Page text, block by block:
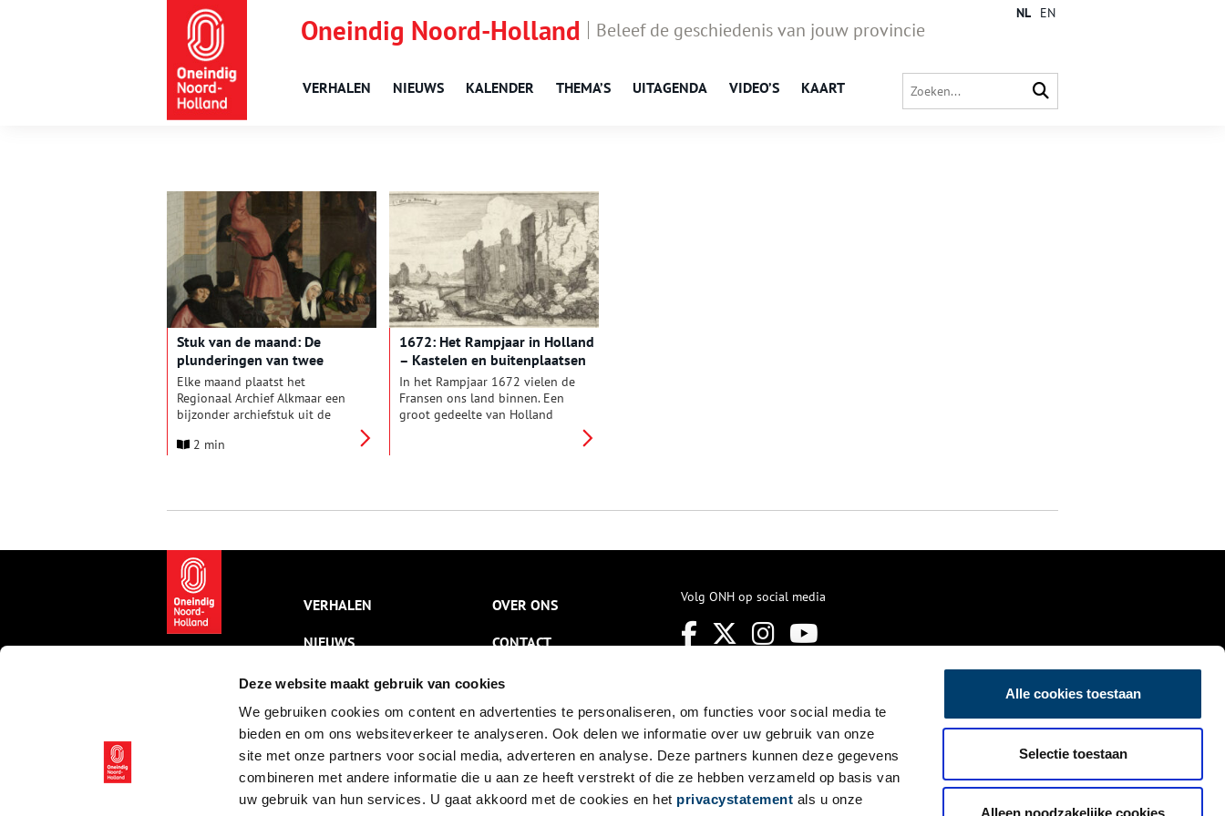
Deze website maakt gebruik van cookies
We gebruiken cookies om content en advertenties te personaliseren, om functies voor social media te
bieden en om ons websiteverkeer te analyseren. Ook delen we informatie over uw gebruik van onze
site met onze partners voor social media, adverteren en analyse. Deze partners kunnen deze gegevens
combineren met andere informatie die u aan ze heeft verstrekt of die ze hebben verzameld op basis van
uw gebruik van hun services. U gaat akkoord met de cookies en het privacystatement als u onze
Alle cookies toestaan
Selectie toestaan
Alleen noodzakelijke cookies
Oneindig Noord-Holland Beleef de geschiedenis van jouw provincie
VERHALEN NIEUWS KALENDER THEMA’S UITAGENDA VIDEO’S KAART
NL EN
Stuk van de maand: De
plunderingen van twee
zwagers
Elke maand plaatst het
Regionaal Archief Alkmaar een
bijzonder archiefstuk uit de
Deze keer: het Alkmaarse vonnis
plunderden op meerdere
2 min
1672: Het Rampjaar in Holland
– Kastelen en buitenplaatsen
verwoest
In het Rampjaar 1672 vielen de
Fransen ons land binnen. Een
groot gedeelte van Holland
steden, kastelen en
aantal van deze dramatische
VERHALEN
NIEUWS
KALENDER
THEMA’S
ACTIVITEITEN
VIDEO’S
OVER ONS
CONTACT
NIEUWSBRIEF
DISCLAIMER
PRIVACY
TOEGANKELIJKHEID
Volg ONH op social media